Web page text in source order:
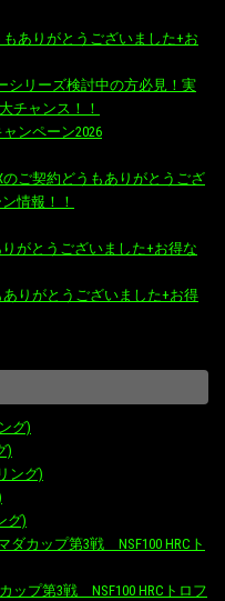
ありがとうございました+お
シリーズ検討中の方必見！実
チャンス！！
ンペーン2026
のご契約どうもありがとうござ
情報！！
がとうございました+お得な
りがとうございました+お得
グ)
)
ング)
グ)
ダカップ第3戦 NSF100 HRCト
ップ第3戦 NSF100 HRCトロフ